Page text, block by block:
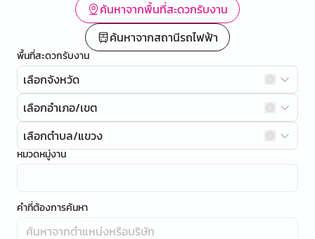
ค้นหาจากพื้นที่สะดวกรับงาน
ค้นหาจากสถานีรถไฟฟ้า
พื้นที่สะดวกรับงาน
เลือกจังหวัด
เลือกอำเภอ/เขต
เลือกตำบล/แขวง
หมวดหมู่งาน
คำที่ต้องการค้นหา